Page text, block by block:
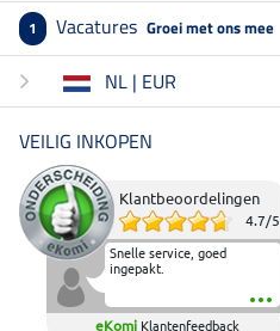
1 Vacatures Groei met ons mee
NL | EUR
VEILIG INKOPEN
Klantbeoordelingen
4.7/5
Snelle service, goed
ingepakt.
eKomi Klantenfeedback